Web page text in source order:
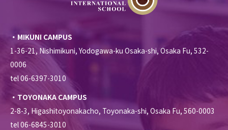
・MIKUNI CAMPUS
1-36-21, Nishimikuni, Yodogawa-ku Osaka-shi, Osaka Fu, 532-
0006
tel 06-6397-3010
・TOYONAKA CAMPUS
2-8-3, Higashitoyonakacho, Toyonaka-shi, Osaka Fu, 560-0003
tel 06-6845-3010